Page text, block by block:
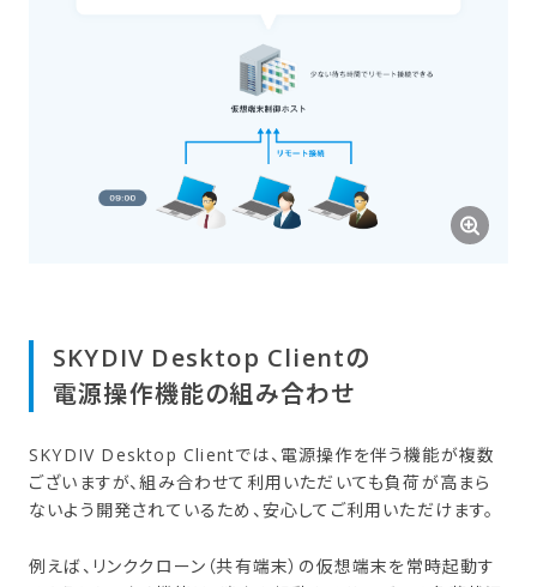
SKYDIV Desktop Clientの​
電源操作機能の​組み合わせ
SKYDIV Desktop Clientでは、電源操作を伴う機能が複数
ございますが、組み合わせて利用いただいても負荷が高まら
ないよう開発されているため、安心してご利用いただけます。
例えば、リンククローン（共有端末）の仮想端末を常時起動す